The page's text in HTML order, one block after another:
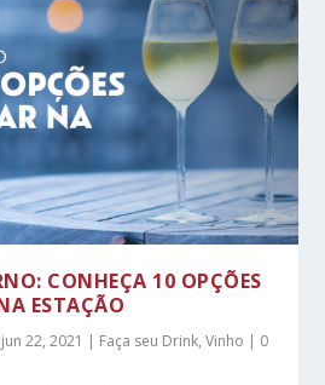
CONHEÇA 10 OPÇÕES
ESTAÇÃO
jun 22, 2021 | Faça seu Drink,Vinho | 0